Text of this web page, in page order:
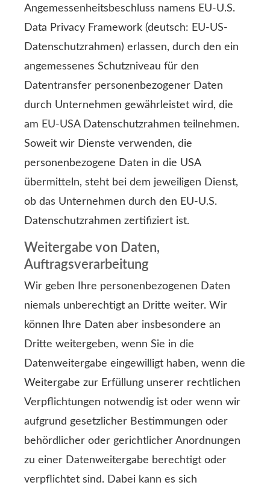
Angemessenheitsbeschluss namens EU-U.S.
Data Privacy Framework (deutsch: EU-US-
Datenschutzrahmen) erlassen, durch den ein
angemessenes Schutzniveau für den
Datentransfer personenbezogener Daten
durch Unternehmen gewährleistet wird, die
am EU-USA Datenschutzrahmen teilnehmen.
Soweit wir Dienste verwenden, die
personenbezogene Daten in die USA
übermitteln, steht bei dem jeweiligen Dienst,
ob das Unternehmen durch den EU-U.S.
Datenschutzrahmen zertifiziert ist.
Weitergabe von Daten,
Auftragsverarbeitung
Wir geben Ihre personenbezogenen Daten
niemals unberechtigt an Dritte weiter. Wir
können Ihre Daten aber insbesondere an
Dritte weitergeben, wenn Sie in die
Datenweitergabe eingewilligt haben, wenn die
Weitergabe zur Erfüllung unserer rechtlichen
Verpflichtungen notwendig ist oder wenn wir
aufgrund gesetzlicher Bestimmungen oder
behördlicher oder gerichtlicher Anordnungen
zu einer Datenweitergabe berechtigt oder
verpflichtet sind. Dabei kann es sich